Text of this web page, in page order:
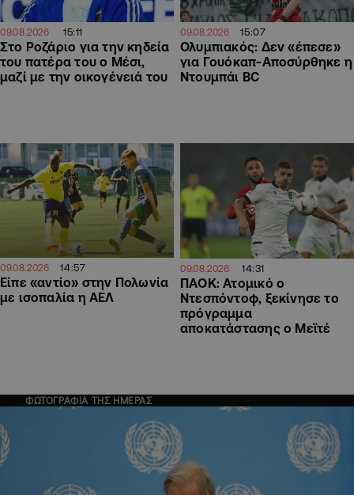
09.08.2026 15:11
Στο Ροζάριο για την κηδεία
του πατέρα του ο Μέσι,
μαζί με την οικογένειά του
09.08.2026 15:07
Ολυμπιακός: Δεν «έπεσε»
για Γουόκαπ-Αποσύρθηκε η
Ντουμπάι BC
09.08.2026 14:57
Είπε «αντίο» στην Πολωνία
με ισοπαλία η ΑΕΛ
09.08.2026 14:31
ΠΑΟΚ: Ατομικό ο
Ντεσπόντοφ, ξεκίνησε το
πρόγραμμα
αποκατάστασης ο Μεϊτέ
ΦΩΤΟΓΡΑΦΙΑ ΤΗΣ ΗΜΕΡΑΣ